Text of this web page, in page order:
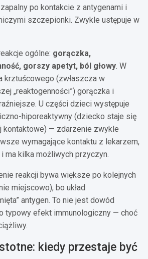
po kontakcie z antygenami i
szczepionki. Zwykle ustępuje w
ogólne: gorączka,
gorszy apetyt, ból głowy. W
krztuścowego (zwłaszcza w
„reaktogenności”) gorączka i
U części dzieci występuje
hiporeaktywny (dziecko staje się
kontaktowe) — zdarzenie zwykle
wymagające kontaktu z lekarzem,
ma kilka możliwych przyczyn.
reakcji bywa większe po kolejnych
miejscowo), bo układ
antygen. To nie jest dowód
typowy efekt immunologiczny — choć
kiedy przestaje być